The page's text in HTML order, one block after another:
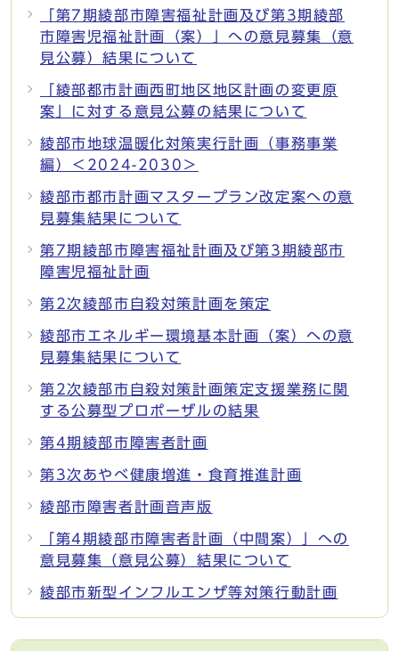
「第7期綾部市障害福祉計画及び第3期綾部
市障害児福祉計画（案）」への意見募集（意
見公募）結果について
「綾部都市計画西町地区地区計画の変更原
案」に対する意見公募の結果について
綾部市地球温暖化対策実行計画（事務事業
編）＜2024-2030＞
綾部市都市計画マスタープラン改定案への意
見募集結果について
第7期綾部市障害福祉計画及び第3期綾部市
障害児福祉計画
第2次綾部市自殺対策計画を策定
綾部市エネルギー環境基本計画（案）への意
見募集結果について
第2次綾部市自殺対策計画策定支援業務に関
する公募型プロポーザルの結果
第4期綾部市障害者計画
第3次あやべ健康増進・食育推進計画
綾部市障害者計画音声版
「第4期綾部市障害者計画（中間案）」への
意見募集（意見公募）結果について
綾部市新型インフルエンザ等対策行動計画